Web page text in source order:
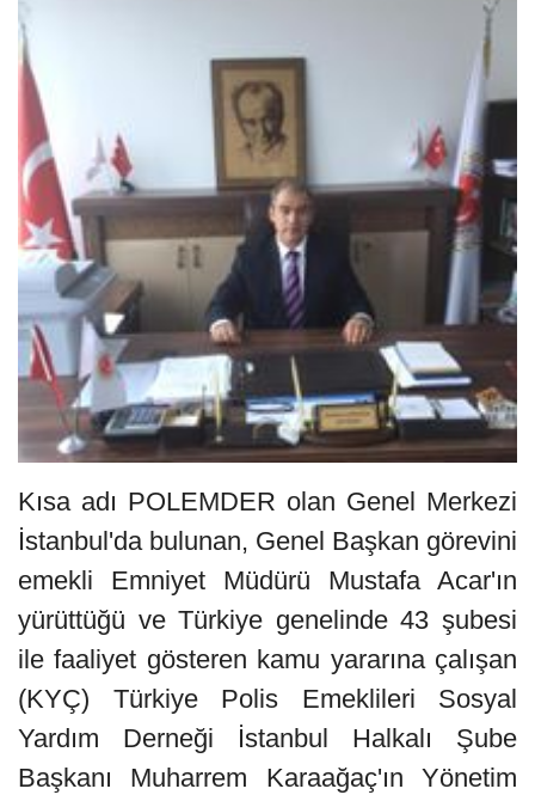
Kısa adı POLEMDER olan Genel Merkezi
İstanbul'da bulunan, Genel Başkan görevini
emekli Emniyet Müdürü Mustafa Acar'ın
yürüttüğü ve Türkiye genelinde 43 şubesi
ile faaliyet gösteren kamu yararına çalışan
(KYÇ) Türkiye Polis Emeklileri Sosyal
Yardım Derneği İstanbul Halkalı Şube
Başkanı Muharrem Karaağaç'ın Yönetim